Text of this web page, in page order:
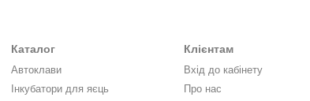
Каталог
Автоклави
Інкубатори для яєць
Клієнтам
Вхід до кабінету
Про нас